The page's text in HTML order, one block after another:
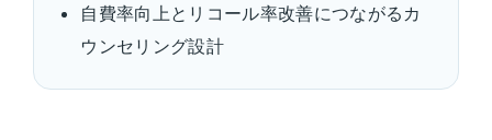
自費率向上とリコール率改善につながるカ
ウンセリング設計